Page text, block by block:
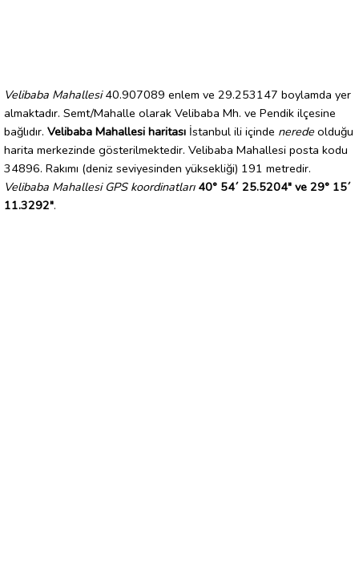
Velibaba Mahallesi40.907089 enlem ve 29.253147 boylamda yer
almaktadır. Semt/Mahalle olarak Velibaba Mh. ve Pendik ilçesine
bağlıdır. Velibaba Mahallesi haritası İstanbul ili içinde nerede olduğu
harita merkezinde gösterilmektedir. Velibaba Mahallesi posta kodu
34896. Rakımı (deniz seviyesinden yüksekliği) 191 metredir.
Velibaba Mahallesi GPS koordinatları 40° 54´ 25.5204" ve 29° 15´
11.3292".